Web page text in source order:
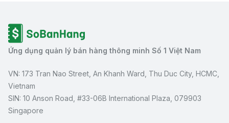
Ứng dụng quản lý bán hàng thông minh Số 1 Việt Nam
VN: 173 Tran Nao Street, An Khanh Ward, Thu Duc City, HCMC,
Vietnam
SIN: 10 Anson Road, #33-06B International Plaza, 079903
Singapore